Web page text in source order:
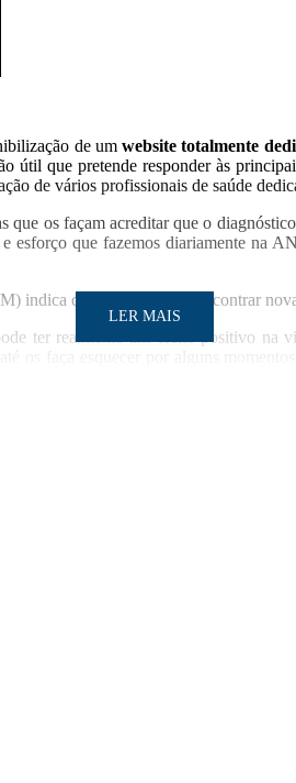
de umwebsite totalmente
útil que pretende responder às
de vários profissionais de saúde
os façam acreditar que o
esforço que fazemos diariamente na
indica que “é necessário encontrar
ter realmente um efeito positivo na
os faça esquecer por alguns
LER MAIS